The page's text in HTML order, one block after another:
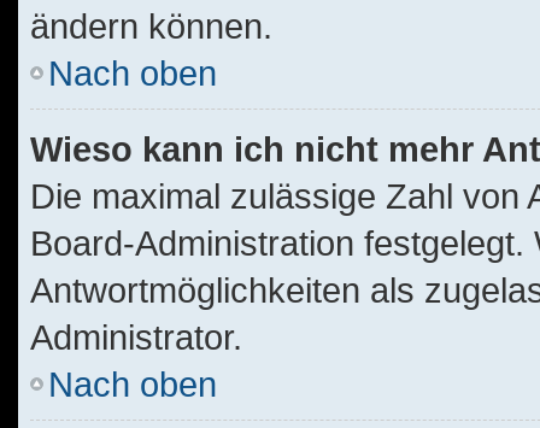
ändern können.
Nach oben
Wieso kann ich nicht mehr
Die maximal zulässige Zahl von
Board-Administration
Antwortmöglichkeiten als
Administrator.
Nach oben